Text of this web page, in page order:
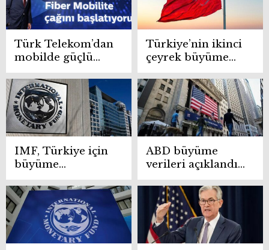
Türk Telekom’dan
mobilde güçlü
büyüme
Türkiye’nin ikinci
çeyrek büyüme
verileri açıklandı
IMF, Türkiye için
büyüme
beklentisini
açıkladı
ABD büyüme
verileri açıklandı!
Rakamlar
beklentilerin
altında kaldı